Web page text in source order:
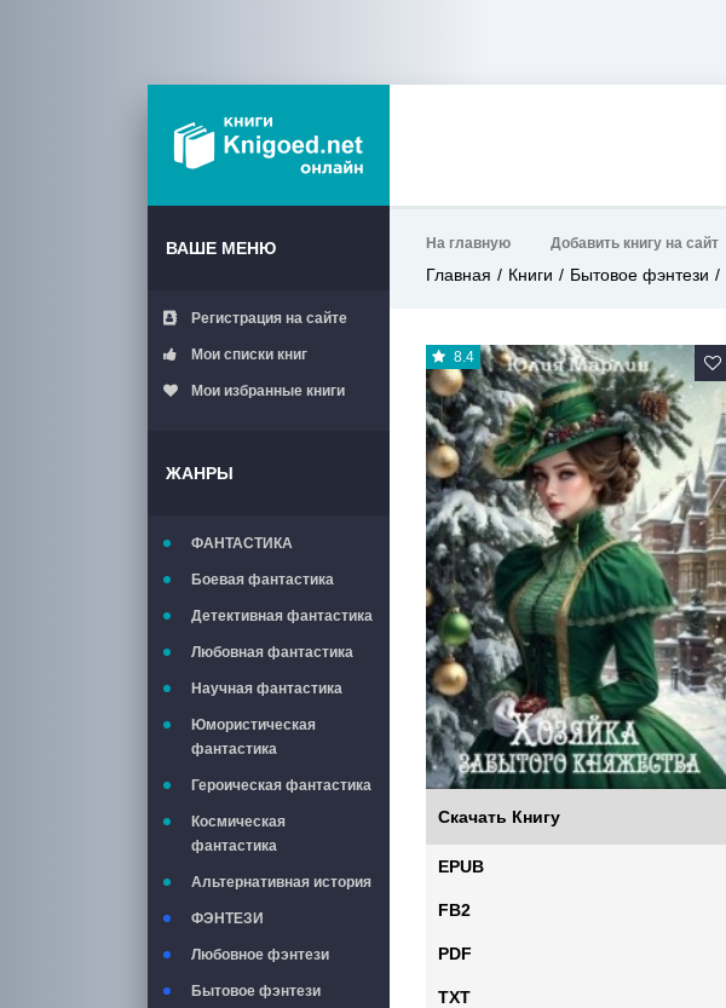
ВАШЕ МЕНЮ
Регистрация на сайте
Мои списки книг
Мои избранные книги
ЖАНРЫ
ФАНТАСТИКА
Боевая фантастика
Детективная фантастика
Любовная фантастика
Научная фантастика
Юмористическая
фантастика
Героическая фантастика
Космическая
фантастика
Альтернативная история
ФЭНТЕЗИ
Любовное фэнтези
Бытовое фэнтези
На главную Добавить книгу на сайт
Главная Книги Бытовое фэнтези
8.4
Скачать Книгу
EPUB
FB2
PDF
TXT